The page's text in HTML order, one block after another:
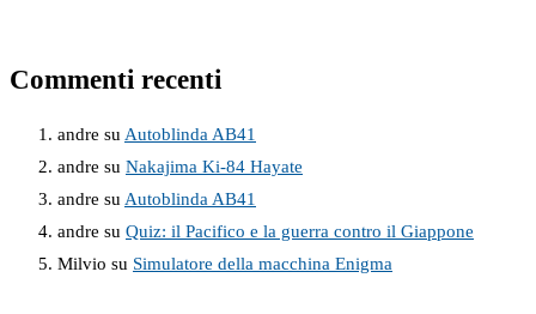
Commenti recenti
andre su Autoblinda AB41
andre su Nakajima Ki-84 Hayate
andre su Autoblinda AB41
andre su Quiz: il Pacifico e la guerra contro il Giappone
Milvio su Simulatore della macchina Enigma